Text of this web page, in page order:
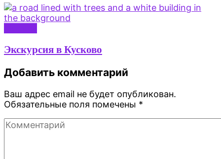
Экскурсия в Кусково
Добавить комментарий
Ваш адрес email не будет опубликован.
Обязательные поля помечены *
Комментарий